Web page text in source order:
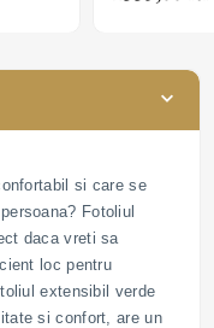
si care se
Fotoliul
daca vreti sa
loc pentru
extensibil verde
si confort, are un